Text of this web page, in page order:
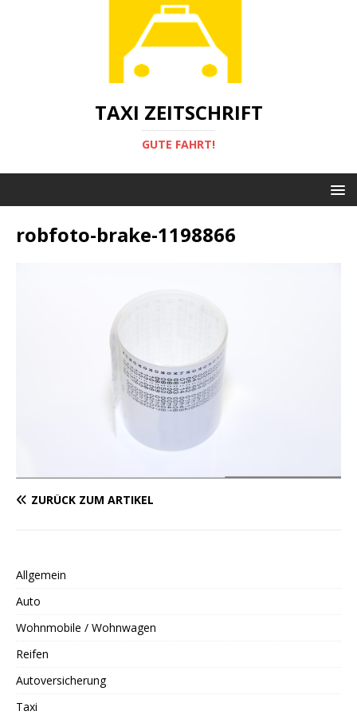
TAXI ZEITSCHRIFT
GUTE FAHRT!
robfoto-brake-1198866
ZURÜCK ZUM ARTIKEL
Allgemein
Auto
Wohnmobile / Wohnwagen
Reifen
Autoversicherung
Taxi